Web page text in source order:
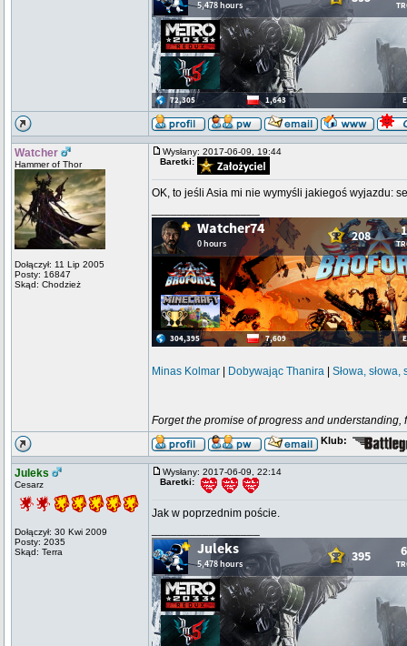
Watcher
Hammer of Thor
Dołączył: 11 Lip 2005
Posty: 16847
Skąd: Chodzież
Wysłany: 2017-06-09, 19:44
Baretki:
OK, to jeśli Asia mi nie wymyśli jakiegoś wyjazdu:
Minas Kolmar Dobywając Thanira Słowa, słowa,
Forget the promise of progress and
Klub:
Juleks
Cesarz
Dołączył: 30 Kwi 2009
Posty: 2035
Skąd: Terra
Wysłany: 2017-06-09, 22:14
Baretki:
Jak w poprzednim poście.